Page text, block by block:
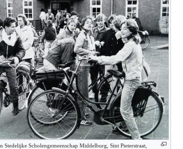
Stedelijke Scholengemeenschap Middelburg, Sint Pieterstraat,